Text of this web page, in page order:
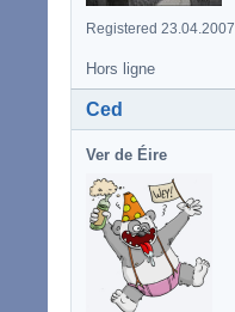
Registered 23.04.2007
Hors ligne
Ced
Ver de Éire